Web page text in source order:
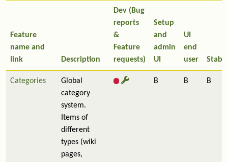
Feature
name and
link
Description
Dev (Bug
reports
&
Feature
requests)
Setup
and
admin
UI
UI
end
user
Categories
Global
category
system.
Items of
different
types (wiki
pages,
B B B